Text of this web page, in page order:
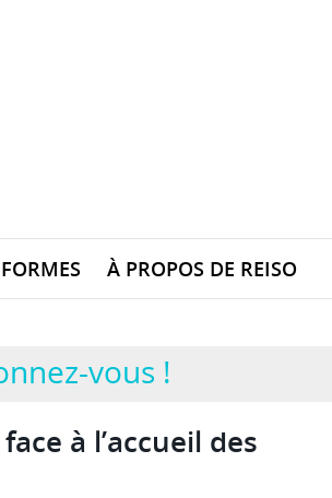
À PROPOS DE REISO
vous !
à l’accueil des